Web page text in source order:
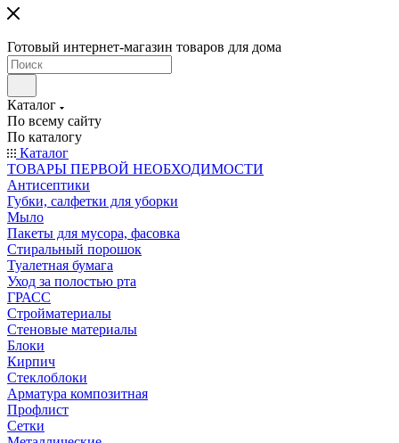
Готовый интернет-магазин товаров для дома
Каталог
По всему сайту
По каталогу
Каталог
ТОВАРЫ ПЕРВОЙ НЕОБХОДИМОСТИ
Антисептики
Губки, салфетки для уборки
Мыло
Пакеты для мусора, фасовка
Стиральный порошок
Туалетная бумага
Уход за полостью рта
ГРАСС
Стройматериалы
Стеновые материалы
Блоки
Кирпич
Стеклоблоки
Арматура композитная
Профлист
Сетки